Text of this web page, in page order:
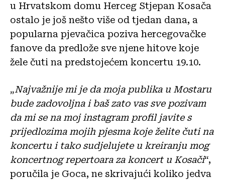
u Hrvatskom domu Herceg Stjepan Kosača
ostalo je još nešto više od tjedan dana, a
popularna pjevačica poziva hercegovačke
fanove da predlože sve njene hitove koje
žele čuti na predstojećem koncertu 19.10.
„Najvažnije mi je da moja publika u Mostaru
bude zadovoljna i baš zato vas sve pozivam
da mi se na moj instagram profil javite s
prijedlozima mojih pjesma koje želite čuti na
koncertu i tako sudjelujete u kreiranju mog
koncertnog repertoara za koncert u Kosači“,
poručila je Goca, ne skrivajući koliko jedva